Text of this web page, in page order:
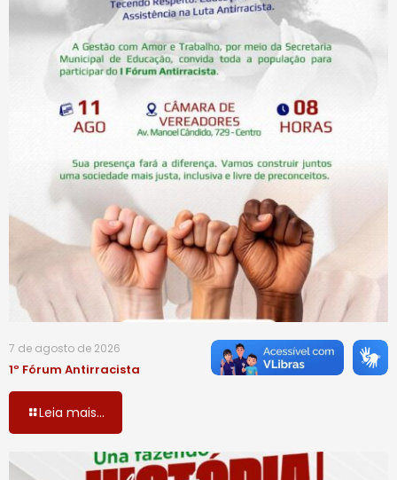
7 de agosto de 2026
1º Fórum Antirracista
Leia mais...